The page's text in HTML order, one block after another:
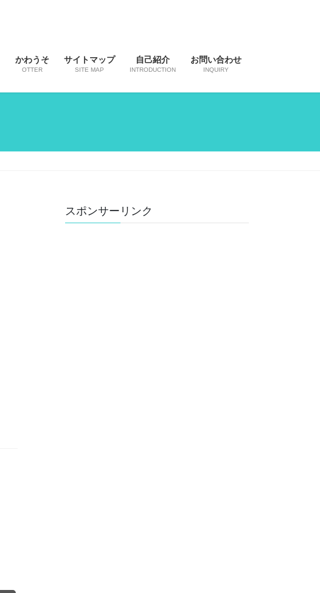
かわうそ
OTTER
サイトマップ
SITE MAP
自己紹介
INTRODUCTION
お問い合わせ
INQUIRY
スポンサーリンク